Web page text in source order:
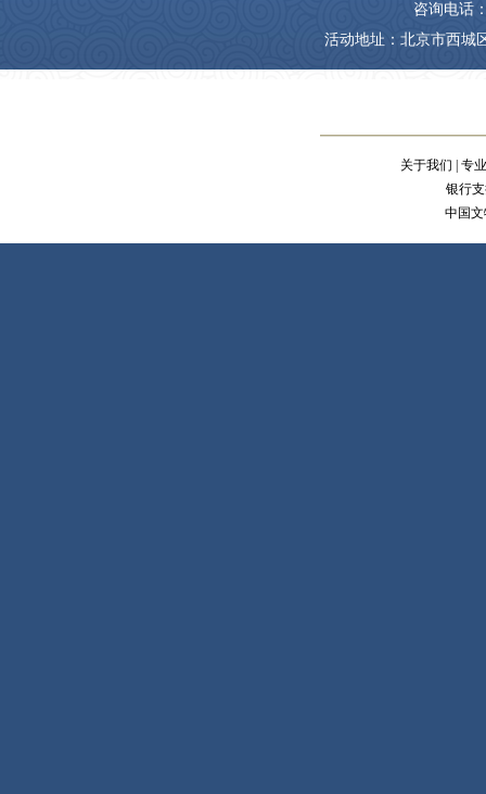
咨询电话
活动地址：北京市西城
关于我们
专
银行
中国